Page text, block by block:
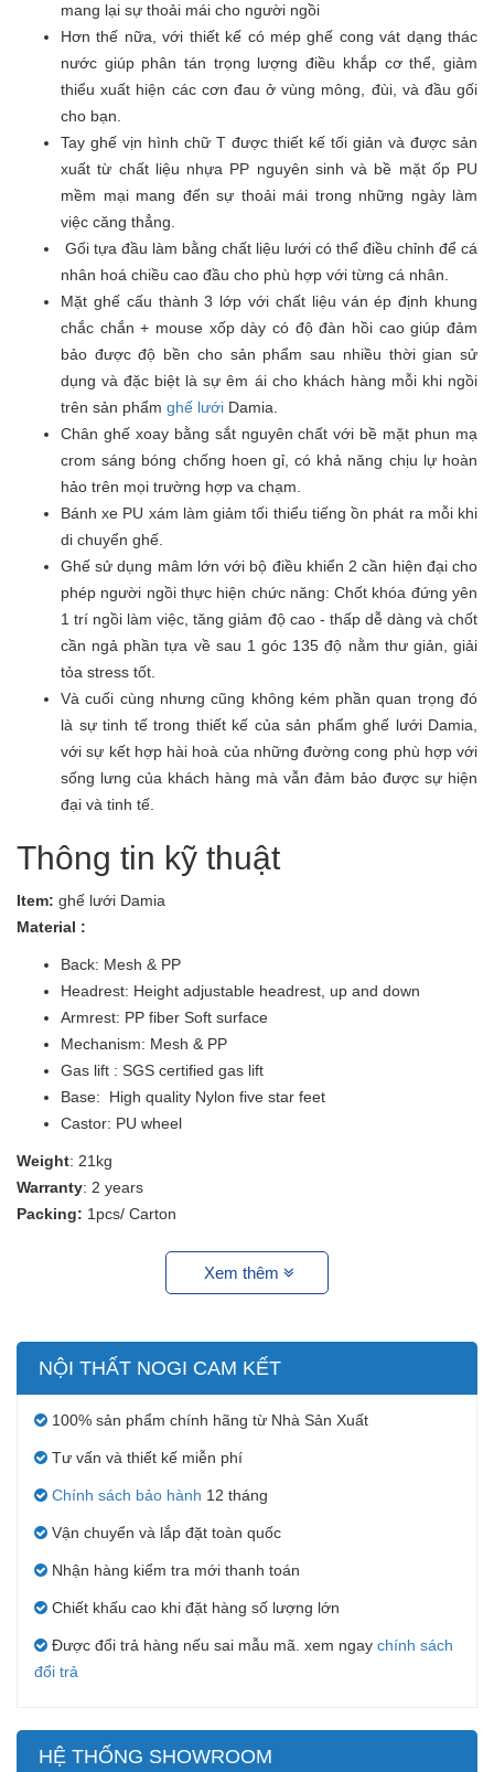
mang lại sự thoải mái cho người ngồi
Hơn thế nữa, với thiết kế có mép ghế cong vát dạng thác
nước giúp phân tán trọng lượng điều khắp cơ thể, giảm
thiểu xuất hiện các cơn đau ở vùng mông, đùi, và đầu gối
cho bạn.
Tay ghế vịn hình chữ T được thiết kế tối giản và được sản
xuất từ chất liệu nhựa PP nguyên sinh và bề mặt ốp PU
mềm mại mang đến sự thoải mái trong những ngày làm
việc căng thẳng.
Gối tựa đầu làm bằng chất liệu lưới có thể điều chỉnh để cá
nhân hoá chiều cao đầu cho phù hợp với từng cá nhân.
Mặt ghế cấu thành 3 lớp với chất liệu ván ép định khung
chắc chắn + mouse xốp dày có độ đàn hồi cao giúp đảm
bảo được độ bền cho sản phẩm sau nhiều thời gian sử
dụng và đặc biệt là sự êm ái cho khách hàng mỗi khi ngồi
trên sản phẩm ghế lưới Damia.
Chân ghế xoay bằng sắt nguyên chất với bề mặt phun mạ
crom sáng bóng chống hoen gỉ, có khả năng chịu lự hoàn
hảo trên mọi trường hợp va chạm.
Bánh xe PU xám làm giảm tối thiểu tiếng ồn phát ra mỗi khi
di chuyển ghế.
Ghế sử dụng mâm lớn với bộ điều khiển 2 cần hiện đại cho
phép người ngồi thực hiện chức năng: Chốt khóa đứng yên
1 trí ngồi làm việc, tăng giảm độ cao - thấp dễ dàng và chốt
cần ngả phần tựa về sau 1 góc 135 độ nằm thư giản, giải
tỏa stress tốt.
Và cuối cùng nhưng cũng không kém phần quan trọng đó
là sự tinh tế trong thiết kế của sản phẩm ghế lưới Damia,
với sự kết hợp hài hoà của những đường cong phù hợp với
sống lưng của khách hàng mà vẫn đảm bảo được sự hiện
đại và tinh tế.
Thông tin kỹ thuật
Item: ghế lưới Damia
Material :
Back: Mesh & PP
Headrest: Height adjustable headrest, up and down
Armrest: PP fiber Soft surface
Mechanism: Mesh & PP
Gas lift : SGS certified gas lift
Base: High quality Nylon five star feet
Castor: PU wheel
Weight: 21kg
Warranty: 2 years
Packing: 1pcs/ Carton
Xem thêm
NỘI THẤT NOGI CAM KẾT
100% sản phẩm chính hãng từ Nhà Sản Xuất
Tư vấn và thiết kế miễn phí
Chính sách bảo hành 12 tháng
Vận chuyển và lắp đặt toàn quốc
Nhận hàng kiểm tra mới thanh toán
Chiết khấu cao khi đặt hàng số lượng lớn
Được đổi trả hàng nếu sai mẫu mã. xem ngay chính sách
đổi trả
HỆ THỐNG SHOWROOM